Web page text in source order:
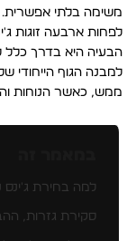
משימה בלתי
לפחות ארבעה זוגות
הבעיה היא בדרך
ממש, כאשר הנוחות
למה בחירת ג'ינס
סקירת גזרות,